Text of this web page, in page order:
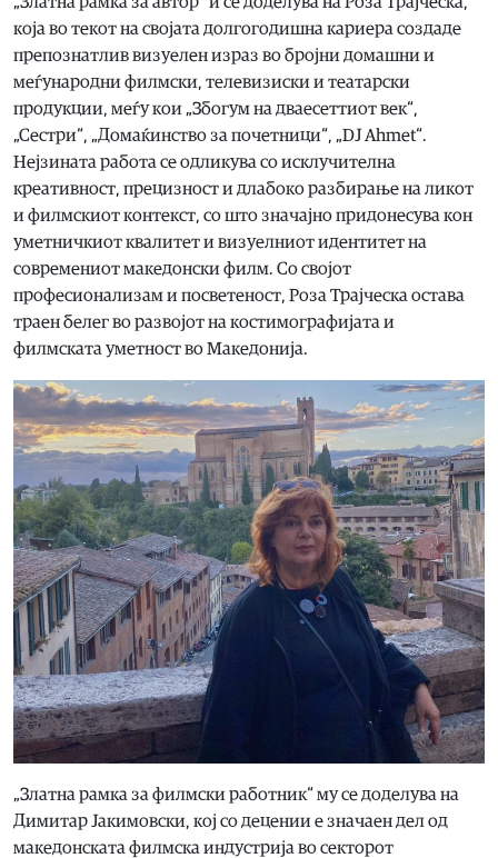
која во текот на својата долгогодишна кариера создаде
препознатлив визуелен израз во бројни домашни и
меѓународни филмски, телевизиски и театарски
продукции, меѓу кои „Збогум на дваесеттиот век“,
„Сестри“, „Домаќинство за почетници“, „DJ Ahmet“.
Нејзината работа се одликува со исклучителна
креативност, прецизност и длабоко разбирање на ликот
и филмскиот контекст, со што значајно придонесува кон
уметничкиот квалитет и визуелниот идентитет на
современиот македонски филм. Со својот
професионализам и посветеност, Роза Трајческа остава
траен белег во развојот на костимографијата и
филмската уметност во Македонија.
„Златна рамка за филмски работник“ му се доделува на
Димитар Јакимовски, кој со децении е значаен дел од
македонската филмска индустрија во секторот